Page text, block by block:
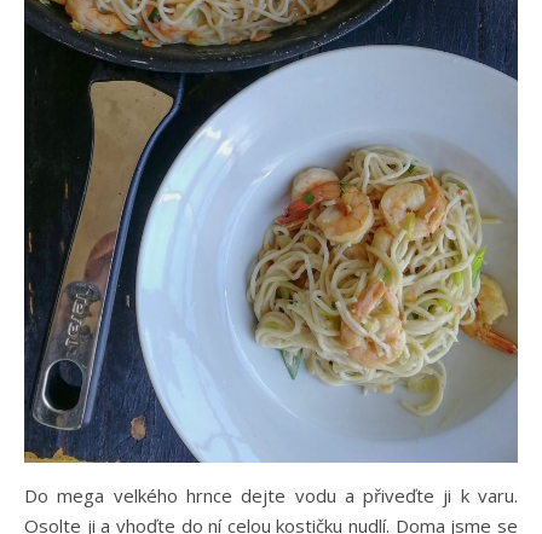
Do mega velkého hrnce dejte vodu a přiveďte ji k varu.
Osolte ji a vhoďte do ní celou kostičku nudlí. Doma jsme se